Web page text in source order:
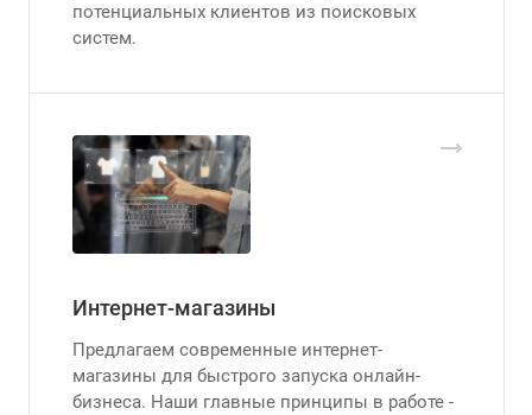
потенциальных клиентов из поисковых
систем.
Интернет-магазины
Предлагаем современные интернет-
магазины для быстрого запуска онлайн-
бизнеса. Наши главные принципы в работе -